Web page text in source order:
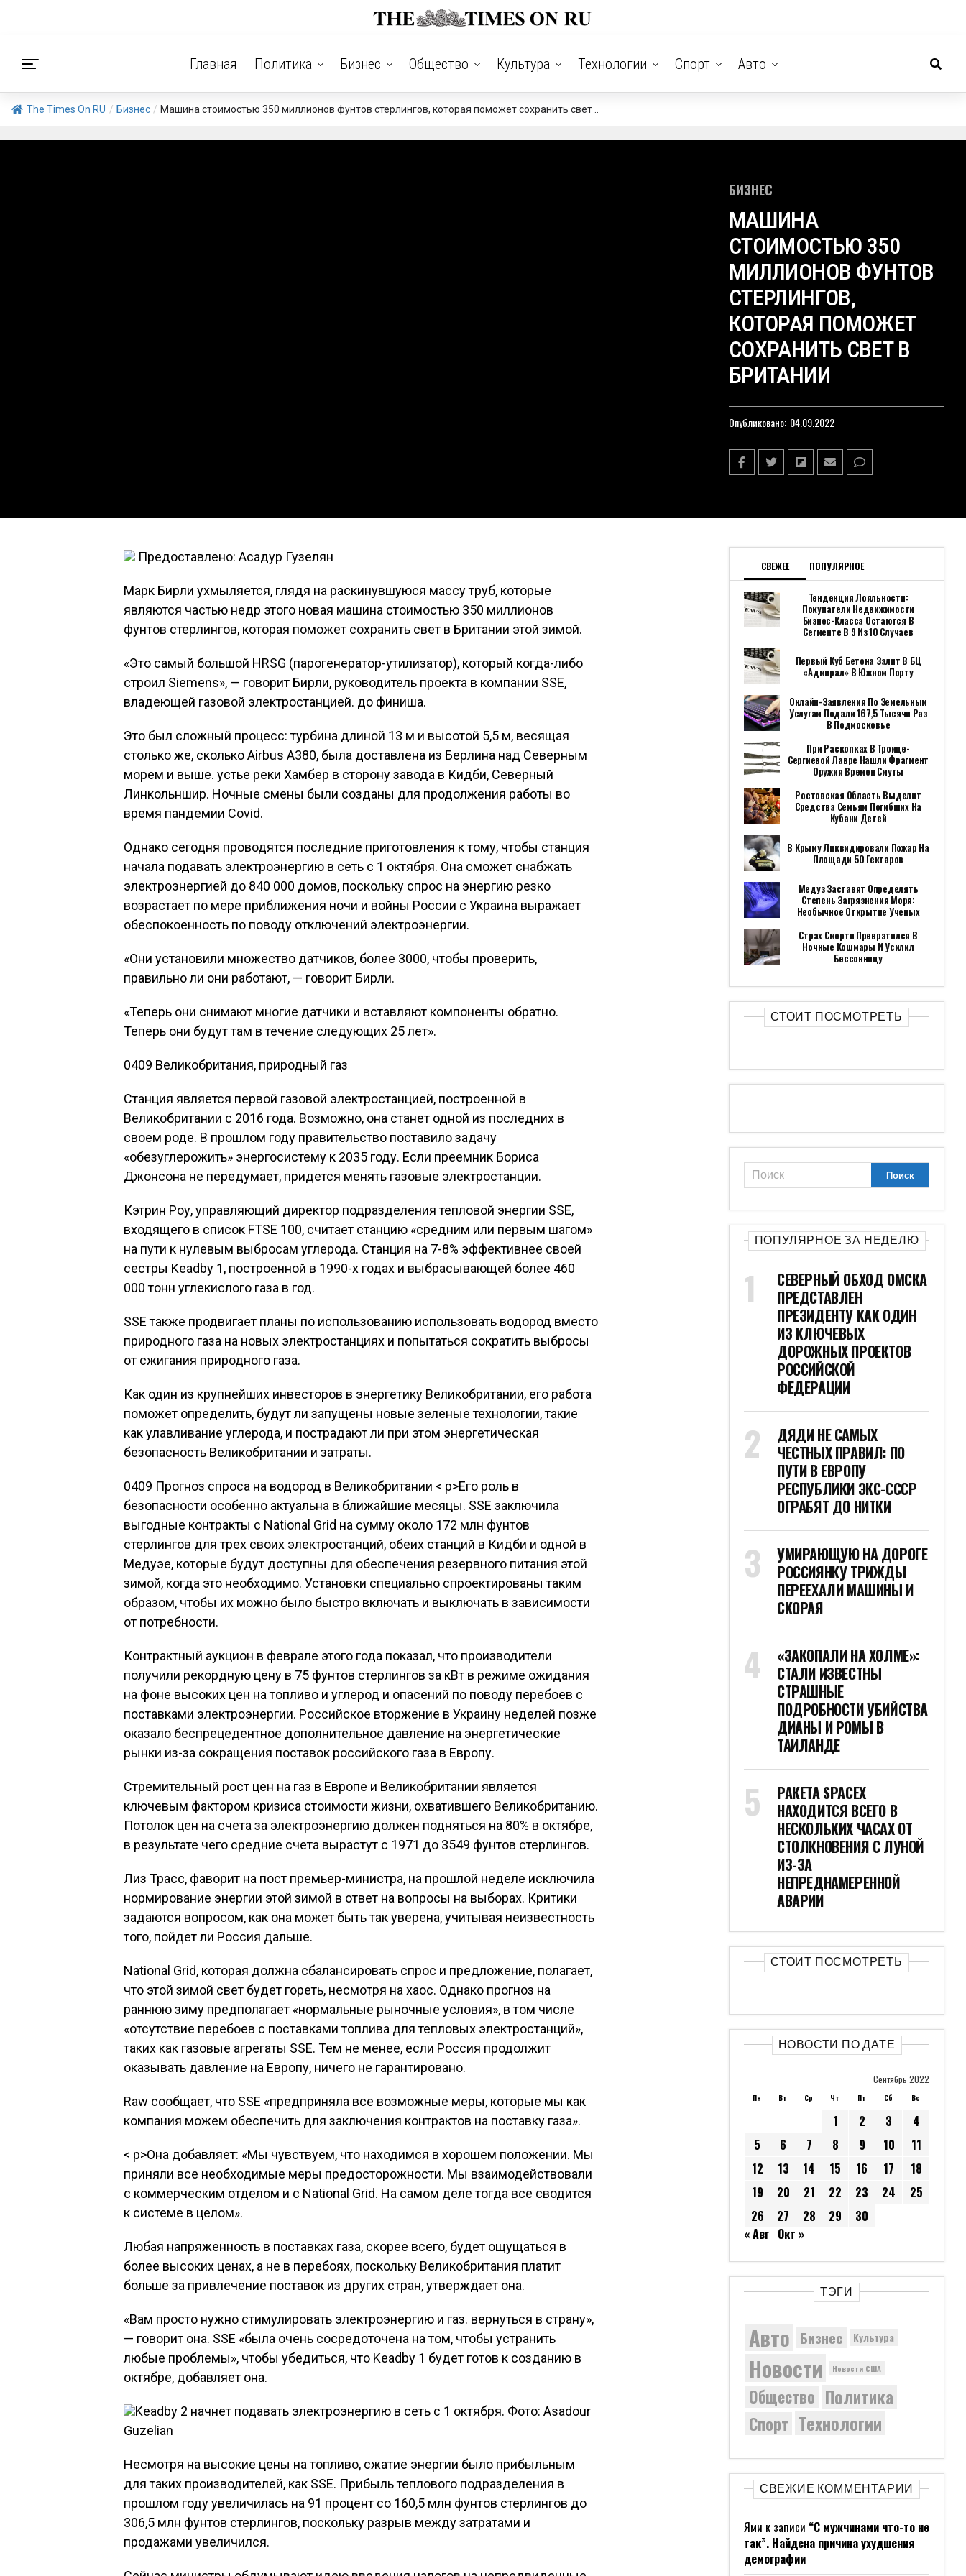
Главная Политика Бизнес Общество Культура Технологии Спорт Авто
The Times On RU / Бизнес / Машина стоимостью 350 миллионов фунтов стерлингов, которая поможет сохранить свет ..
БИЗНЕС
МАШИНА
СТОИМОСТЬЮ 350
МИЛЛИОНОВ ФУНТОВ
СТЕРЛИНГОВ,
КОТОРАЯ ПОМОЖЕТ
СОХРАНИТЬ СВЕТ В
БРИТАНИИ
Опубликовано: 04.09.2022
Предоставлено: Асадур Гузелян
Марк Бирли ухмыляется, глядя на раскинувшуюся массу труб, которые
являются частью недр этого новая машина стоимостью 350 миллионов
фунтов стерлингов, которая поможет сохранить свет в Британии этой зимой.
«Это самый большой HRSG (парогенератор-утилизатор), который когда-либо
строил Siemens», — говорит Бирли, руководитель проекта в компании SSE,
владеющей газовой электростанцией. до финиша.
Это был сложный процесс: турбина длиной 13 м и высотой 5,5 м, весящая
столько же, сколько Airbus A380, была доставлена ​​из Берлина над Северным
морем и выше. устье реки Хамбер в сторону завода в Кидби, Северный
Линкольншир. Ночные смены были созданы для продолжения работы во
время пандемии Covid.
Однако сегодня проводятся последние приготовления к тому, чтобы станция
начала подавать электроэнергию в сеть с 1 октября. Она сможет снабжать
электроэнергией до 840 000 домов, поскольку спрос на энергию резко
возрастает по мере приближения ночи и войны России с Украина выражает
обеспокоенность по поводу отключений электроэнергии.
«Они установили множество датчиков, более 3000, чтобы проверить,
правильно ли они работают, — говорит Бирли.
«Теперь они снимают многие датчики и вставляют компоненты обратно.
Теперь они будут там в течение следующих 25 лет».
0409 Великобритания, природный газ
Станция является первой газовой электростанцией, построенной в
Великобритании с 2016 года. Возможно, она станет одной из последних в
своем роде. В прошлом году правительство поставило задачу
«обезуглерожить» энергосистему к 2035 году. Если преемник Бориса
Джонсона не передумает, придется менять газовые электростанции.
Кэтрин Роу, управляющий директор подразделения тепловой энергии SSE,
входящего в список FTSE 100, считает станцию ​​«средним или первым шагом»
на пути к нулевым выбросам углерода. Станция на 7-8% эффективнее своей
сестры Keadby 1, построенной в 1990-х годах и выбрасывающей более 460
000 тонн углекислого газа в год.
SSE также продвигает планы по использованию использовать водород вместо
природного газа на новых электростанциях и попытаться сократить выбросы
от сжигания природного газа.
Как один из крупнейших инвесторов в энергетику Великобритании, его работа
поможет определить, будут ли запущены новые зеленые технологии, такие
как улавливание углерода, и пострадают ли при этом энергетическая
безопасность Великобритании и затраты.
0409 Прогноз спроса на водород в Великобритании < p>Его роль в
безопасности особенно актуальна в ближайшие месяцы. SSE заключила
выгодные контракты с National Grid на сумму около 172 млн фунтов
стерлингов для трех своих электростанций, обеих станций в Кидби и одной в
Медуэе, которые будут доступны для обеспечения резервного питания этой
зимой, когда это необходимо. Установки специально спроектированы таким
образом, чтобы их можно было быстро включать и выключать в зависимости
от потребности.
Контрактный аукцион в феврале этого года показал, что производители
получили рекордную цену в 75 фунтов стерлингов за кВт в режиме ожидания
на фоне высоких цен на топливо и углерод и опасений по поводу перебоев с
поставками электроэнергии. Российское вторжение в Украину неделей позже
оказало беспрецедентное дополнительное давление на энергетические
рынки из-за сокращения поставок российского газа в Европу.
Стремительный рост цен на газ в Европе и Великобритании является
ключевым фактором кризиса стоимости жизни, охватившего Великобританию.
Потолок цен на счета за электроэнергию должен подняться на 80% в октябре,
в результате чего средние счета вырастут с 1971 до 3549 фунтов стерлингов.
Лиз Трасс, фаворит на пост премьер-министра, на прошлой неделе исключила
нормирование энергии этой зимой в ответ на вопросы на выборах. Критики
задаются вопросом, как она может быть так уверена, учитывая неизвестность
того, пойдет ли Россия дальше.
National Grid, которая должна сбалансировать спрос и предложение, полагает,
что этой зимой свет будет гореть, несмотря на хаос. Однако прогноз на
раннюю зиму предполагает «нормальные рыночные условия», в том числе
«отсутствие перебоев с поставками топлива для тепловых электростанций»,
таких как газовые агрегаты SSE. Тем не менее, если Россия продолжит
оказывать давление на Европу, ничего не гарантировано.
Raw сообщает, что SSE «предприняла все возможные меры, которые мы как
компания можем обеспечить для заключения контрактов на поставку газа».
< p>Она добавляет: «Мы чувствуем, что находимся в хорошем положении. Мы
приняли все необходимые меры предосторожности. Мы взаимодействовали
с коммерческим отделом и с National Grid. На самом деле тогда все сводится
к системе в целом».
Любая напряженность в поставках газа, скорее всего, будет ощущаться в
более высоких ценах, а не в перебоях, поскольку Великобритания платит
больше за привлечение поставок из других стран, утверждает она.
«Вам просто нужно стимулировать электроэнергию и газ. вернуться в страну»,
— говорит она. SSE «была очень сосредоточена на том, чтобы устранить
любые проблемы», чтобы убедиться, что Keadby 1 будет готов к созданию в
октябре, добавляет она.
Keadby 2 начнет подавать электроэнергию в сеть с 1 октября. Фото: Asadour
Guzelian
Несмотря на высокие цены на топливо, сжатие энергии было прибыльным
для таких производителей, как SSE. Прибыль теплового подразделения в
прошлом году увеличилась на 91 процент со 160,5 млн фунтов стерлингов до
306,5 млн фунтов стерлингов, поскольку разрыв между затратами и
продажами увеличился.
СВЕЖЕЕ ПОПУЛЯРНОЕ
Тенденция Лояльности:
Покупатели Недвижимости
Бизнес-Класса Остаются В
Сегменте В 9 Из 10 Случаев
Первый Куб Бетона Залит В БЦ
«Адмирал» В Южном Порту
Онлайн-Заявления По Земельным
Услугам Подали 167,5 Тысячи Раз
В Подмосковье
При Раскопках В Троице-
Сергиевой Лавре Нашли Фрагмент
Оружия Времен Смуты
Ростовская Область Выделит
Средства Семьям Погибших На
Кубани Детей
В Крыму Ликвидировали Пожар На
Площади 50 Гектаров
Медуз Заставят Определять
Степень Загрязнения Моря:
Необычное Открытие Ученых
Страх Смерти Превратился В
Ночные Кошмары И Усилил
Бессонницу
СТОИТ ПОСМОТРЕТЬ
ПОПУЛЯРНОЕ ЗА НЕДЕЛЮ
СЕВЕРНЫЙ ОБХОД ОМСКА
ПРЕДСТАВЛЕН
ПРЕЗИДЕНТУ КАК ОДИН
ИЗ КЛЮЧЕВЫХ
ДОРОЖНЫХ ПРОЕКТОВ
РОССИЙСКОЙ
ФЕДЕРАЦИИ
ДЯДИ НЕ САМЫХ
ЧЕСТНЫХ ПРАВИЛ: ПО
ПУТИ В ЕВРОПУ
РЕСПУБЛИКИ ЭКС-СССР
ОГРАБЯТ ДО НИТКИ
УМИРАЮЩУЮ НА ДОРОГЕ
РОССИЯНКУ ТРИЖДЫ
ПЕРЕЕХАЛИ МАШИНЫ И
СКОРАЯ
«ЗАКОПАЛИ НА ХОЛМЕ»:
СТАЛИ ИЗВЕСТНЫ
СТРАШНЫЕ
ПОДРОБНОСТИ УБИЙСТВА
ДИАНЫ И РОМЫ В
ТАИЛАНДЕ
РАКЕТА SPACEX
НАХОДИТСЯ ВСЕГО В
НЕСКОЛЬКИХ ЧАСАХ ОТ
СТОЛКНОВЕНИЯ С ЛУНОЙ
ИЗ-ЗА
НЕПРЕДНАМЕРЕННОЙ
АВАРИИ
СТОИТ ПОСМОТРЕТЬ
НОВОСТИ ПО ДАТЕ
Сентябрь 2022
Пн Вт Ср Чт Пт Сб Вс
1 2 3
4
5
6 7 8 9 10
11
12
13 14 15 16 17
18
19
20 21 22 23 24
25
26
27 28 29
30
« Авг Окт »
ТЭГИ
Авто Бизнес Культура
Новости Новости США
Общество Политика
Спорт Технологии
СВЕЖИЕ КОММЕНТАРИИ
Ями к записи “С мужчинами что-то не
так”. Найдена причина ухудшения
демографии